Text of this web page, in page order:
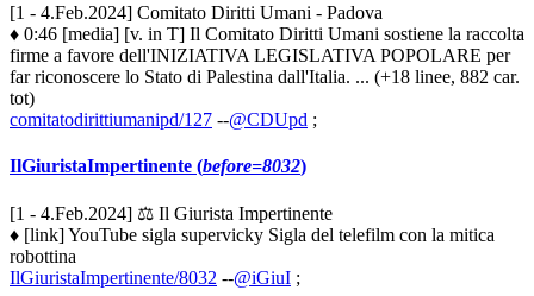
[1 - 4.Feb.2024] Comitato Diritti Umani - Padova
♦ 0:46 [media] [v. in T] Il Comitato Diritti Umani sostiene la raccolta
firme a favore dell'INIZIATIVA LEGISLATIVA POPOLARE per
far riconoscere lo Stato di Palestina dall'Italia. ... (+18 linee, 882 car.
tot)
comitatodirittiumanipd/127 --@CDUpd ;
IlGiuristaImpertinente (before=8032)
[1 - 4.Feb.2024] ⚖️ Il Giurista Impertinente
♦ [link] YouTube sigla supervicky Sigla del telefilm con la mitica
robottina
IlGiuristaImpertinente/8032 --@iGiuI ;